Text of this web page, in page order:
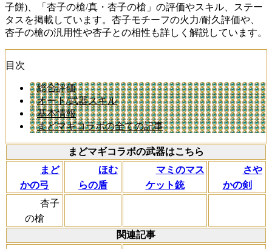
子餅)、「杏子の槍/真・杏子の槍」の評価やスキル、ステー
タスを掲載しています。杏子モチーフの火力/耐久評価や、
杏子の槍の汎用性や杏子との相性も詳しく解説しています。
目次
総合評価
オート/武器スキル
基本情報
まどマギコラボの全ての記事
まどマギコラボの武器はこちら
まど
かの弓
ほむ
らの盾
マミのマス
ケット銃
さや
かの剣
杏子
の槍
関連記事